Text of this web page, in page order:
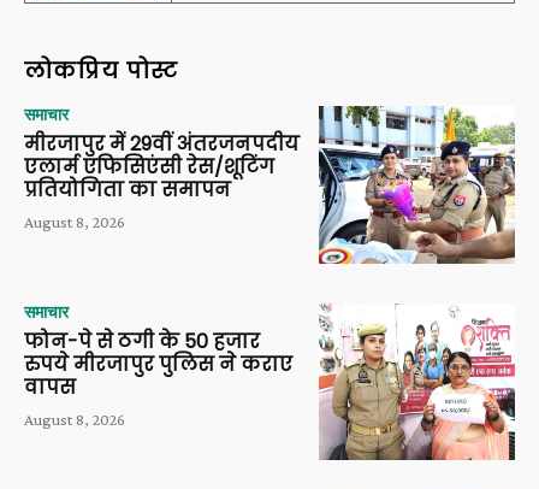
लोकप्रिय पोस्ट
समाचार
मीरजापुर में 29वीं अंतरजनपदीय
एलार्म एफिसिएंसी रेस/शूटिंग
प्रतियोगिता का समापन
August 8, 2026
समाचार
फोन-पे से ठगी के 50 हजार
रुपये मीरजापुर पुलिस ने कराए
वापस
August 8, 2026